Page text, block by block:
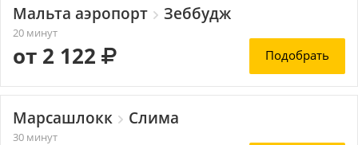
Мальта аэропорт Зеббудж
20 минут
от 2 122 Подобрать
Марсашлокк Слима
30 минут